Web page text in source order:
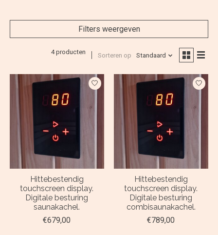
Filters weergeven
4 producten Sorteren op Standaard
Hittebestendig
touchscreen display.
Digitale besturing
saunakachel.
€679,00
Hittebestendig
touchscreen display.
Digitale besturing
combisaunakachel.
€789,00